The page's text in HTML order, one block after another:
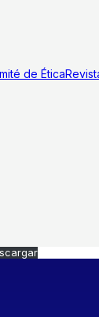
de Ética